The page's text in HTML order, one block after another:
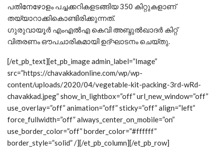
പതിനേഴോളം പച്ചക്കറികളടങ്ങിയ 350 കിറ്റുകളാണ്
തയ്യാറാക്കികൊണ്ടിരിക്കുന്നത്.
ഗുരുവായൂർ എംഎൽഎ കെവി അബ്ദുൽഖാദർ കിറ്റ്
വിതരണം ഔപചാരികമായി ഉദ്ഘാടനം ചെയ്തു.
[/et_pb_text][et_pb_image admin_label=”Image”
src=”https://chavakkadonline.com/wp/wp-
content/uploads/2020/04/vegetable-kit-packing-3rd-wRd-
chavakkad.jpeg” show_in_lightbox=”off” url_new_window=”off”
use_overlay=”off” animation=”off” sticky=”off” align=”left”
force_fullwidth=”off” always_center_on_mobile=”on”
use_border_color=”off” border_color=”#ffffff”
border_style=”solid” /][/et_pb_column][/et_pb_row]